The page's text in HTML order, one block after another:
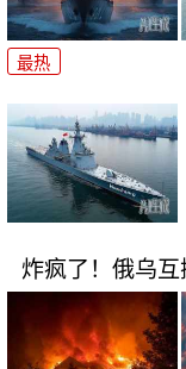
最热
炸疯了！俄乌互